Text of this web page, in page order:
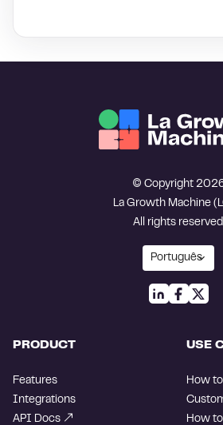
© Copyright
La Growth Machine
All rights reserved
PRODUCT
Features
Integrations
API Docs
USE
How
How